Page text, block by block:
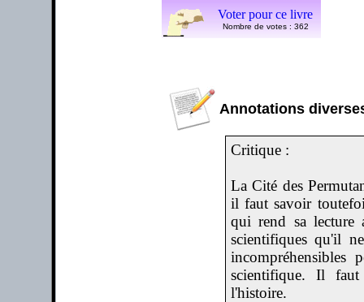
Voter pour ce livre
Nombre de votes : 362
Annotations
Critique :
La Cité des
il faut savoir
qui rend sa lecture
scientifiques qu'il
incompréhensibles
scientifique. Il
l'histoire.